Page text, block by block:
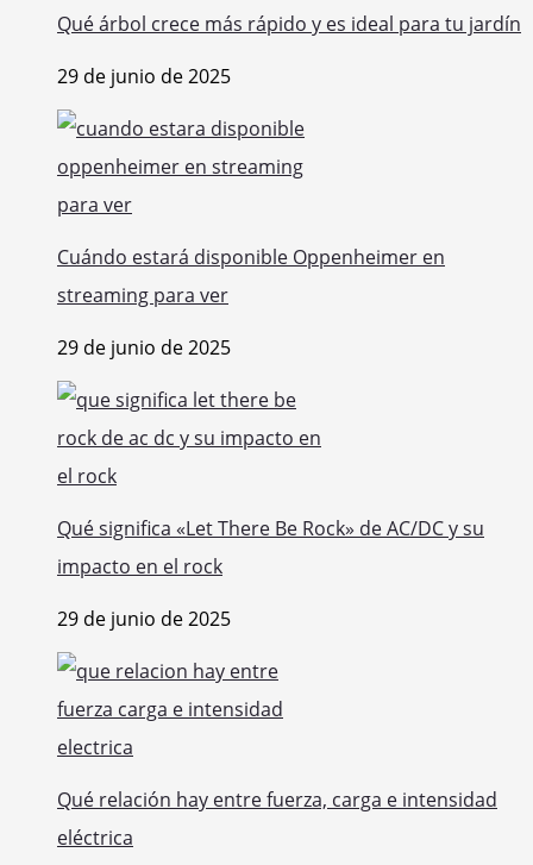
Qué árbol crece más rápido y es ideal para tu jardín
29 de junio de 2025
Cuándo estará disponible Oppenheimer en
streaming para ver
29 de junio de 2025
Qué significa «Let There Be Rock» de AC/DC y su
impacto en el rock
29 de junio de 2025
Qué relación hay entre fuerza, carga e intensidad
eléctrica